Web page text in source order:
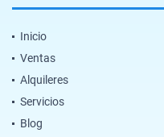
Inicio
Ventas
Alquileres
Servicios
Blog